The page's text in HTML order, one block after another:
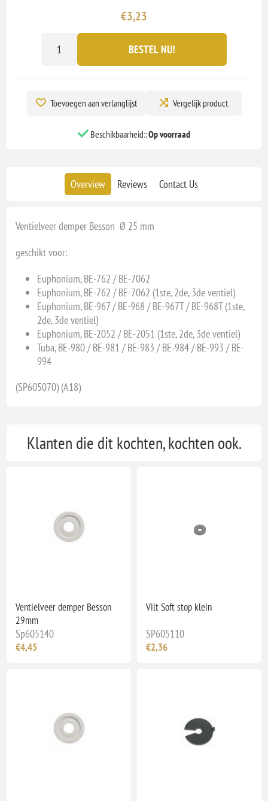
€3,23
BESTEL NU!
Toevoegen aan verlanglijst Vergelijk product
Beschikbaarheid::Op voorraad
Overview Reviews Contact Us
Ventielveer demper Besson Ø 25 mm
geschikt voor:
Euphonium, BE-762 / BE-7062
Euphonium, BE-762 / BE-7062 (1ste, 2de, 3de ventiel)
Euphonium, BE-967 / BE-968 / BE-967T / BE-968T (1ste,
2de, 3de ventiel)
Euphonium, BE-2052 / BE-2051 (1ste, 2de, 3de ventiel)
Tuba, BE-980 / BE-981 / BE-983 / BE-984 / BE-993 / BE-
994
(SP605070) (A18)
Klanten die dit kochten, kochten ook.
Ventielveer demper Besson
29mm
Sp605140
€4,45
Vilt Soft stop klein
SP605110
€2,36